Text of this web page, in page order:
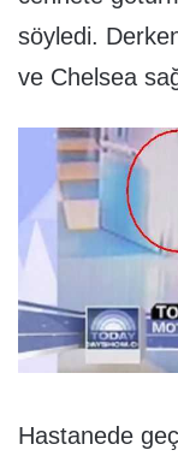
söyledi.
ve Chelsea
Hastanede